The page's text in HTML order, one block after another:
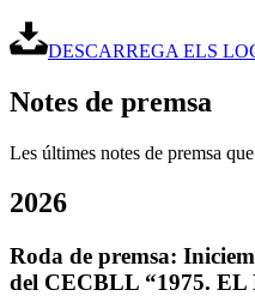
DESCARREGA ELS
Notes de premsa
Les últimes notes de premsa
2026
Roda de premsa:
del CECBLL “1975.